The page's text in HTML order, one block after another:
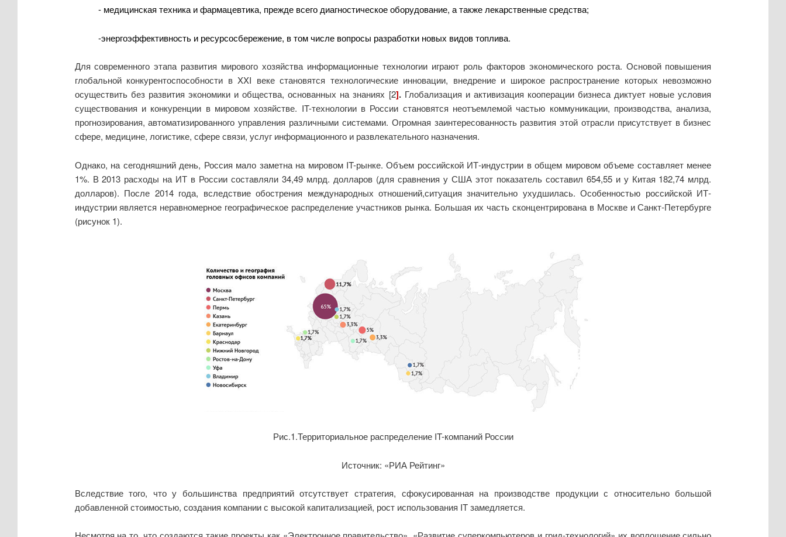
- медицинская техника и фармацевтика, прежде всего диагностическое оборудование, а также лекарственные средства;
-энергоэффективность и ресурсосбережение, в том числе вопросы разработки новых видов топлива.
Для современного этапа развития мирового хозяйства информационные технологии играют роль факторов экономического роста. Основой повышения
глобальной конкурентоспособности в XXI веке становятся технологические инновации, внедрение и широкое распространение которых невозможно
осуществить без развития экономики и общества, основанных на знаниях [2]. Глобализация и активизация кооперации бизнеса диктует новые условия
существования и конкуренции в мировом хозяйстве. IT-технологии в России становятся неотъемлемой частью коммуникации, производства, анализа,
прогнозирования, автоматизированного управления различными системами. Огромная заинтересованность развития этой отрасли присутствует в бизнес
сфере, медицине, логистике, сфере связи, услуг информационного и развлекательного назначения.
Однако, на сегодняшний день, Россия мало заметна на мировом IT-рынке. Объем российской ИТ-индустрии в общем мировом объеме составляет менее
1%. В 2013 расходы на ИТ в России составляли 34,49 млрд. долларов (для сравнения у США этот показатель составил 654,55 и у Китая 182,74 млрд.
долларов). После 2014 года, вследствие обострения международных отношений,ситуация значительно ухудшилась. Особенностью российской ИТ-
индустрии является неравномерное географическое распределение участников рынка. Большая их часть сконцентрирована в Москве и Санкт-Петербурге
(рисунок 1).
Рис.1.Территориальное распределение IT-компаний России
Источник: «РИА Рейтинг»
Вследствие того, что у большинства предприятий отсутствует стратегия, сфокусированная на производстве продукции с относительно большой
добавленной стоимостью, создания компании с высокой капитализацией, рост использования IT замедляется.